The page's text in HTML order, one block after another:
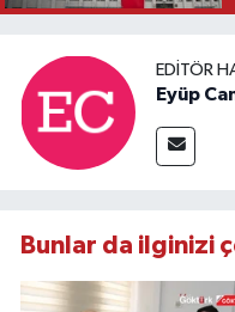
EDITÖR
Eyüp
Bunlar da ilginizi